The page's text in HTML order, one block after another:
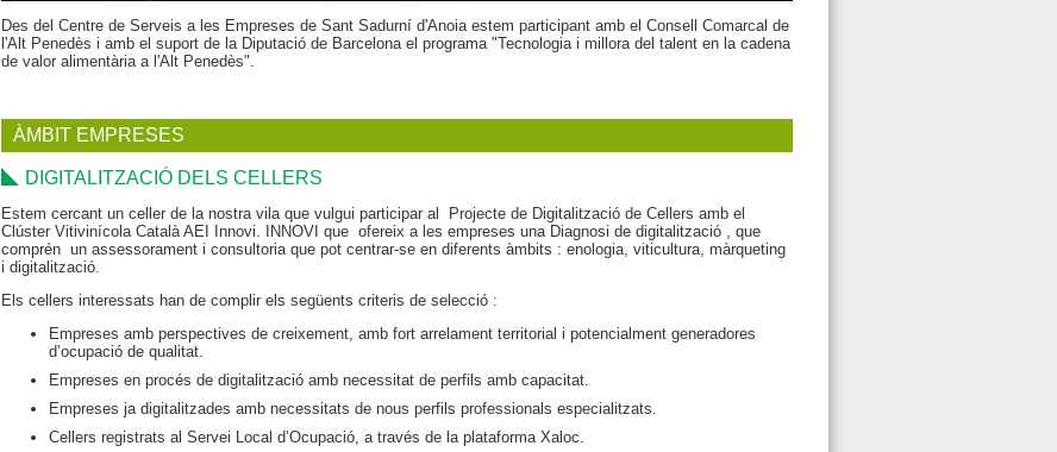
Des del Centre de Serveis a les Empreses de Sant Sadurní d'Anoia estem participant amb el Consell Comarcal de
l'Alt Penedès i amb el suport de la Diputació de Barcelona el programa "Tecnologia i millora del talent en la cadena
de valor alimentària a l'Alt Penedès".
ÀMBIT EMPRESES
DIGITALITZACIÓ DELS CELLERS
Estem cercant un celler de la nostra vila que vulgui participar al Projecte de Digitalització de Cellers amb el
Clúster Vitivinícola Català AEI Innovi. INNOVI que ofereix a les empreses una Diagnosi de digitalització , que
comprén un assessorament i consultoria que pot centrar-se en diferents àmbits : enologia, viticultura, màrqueting
i digitalització.
Els cellers interessats han de complir els següents criteris de selecció :
Empreses amb perspectives de creixement, amb fort arrelament territorial i potencialment generadores
d’ocupació de qualitat.
Empreses en procés de digitalització amb necessitat de perfils amb capacitat.
Empreses ja digitalitzades amb necessitats de nous perfils professionals especialitzats.
Cellers registrats al Servei Local d’Ocupació, a través de la plataforma Xaloc.